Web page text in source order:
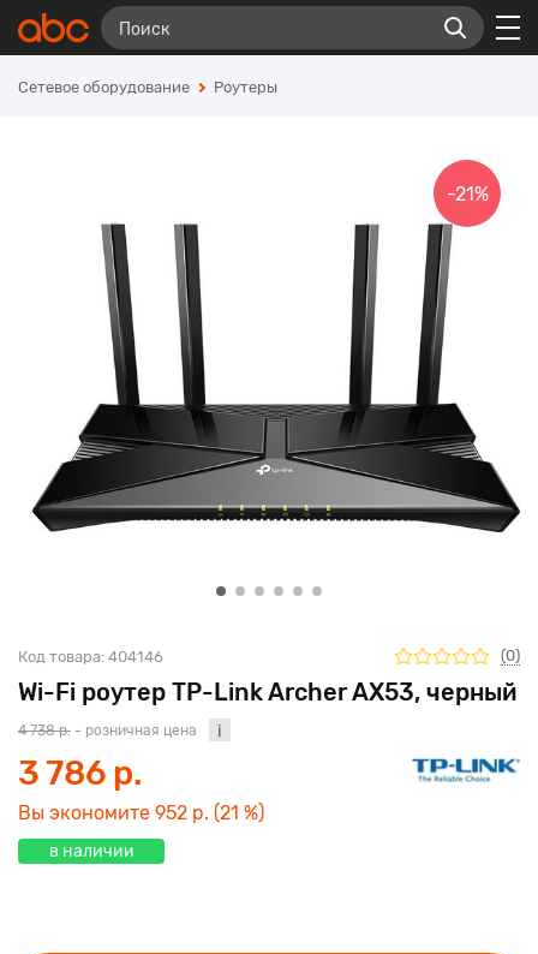
Сетевое оборудование Роутеры
Wi-Fi роутер TP-Link Archer AX53, черный
Код товара: 404146 (0)
-21%
4 738 р. - розничная цена
3 786 р.
Вы экономите 952 р. (21 %)
в наличии